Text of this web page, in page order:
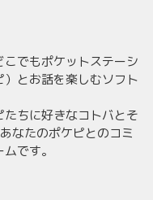
こでもポケットステーシ
とお話を楽しむソフト
ちに好きなコトバとそ
なたのポケピとのコミ
です。